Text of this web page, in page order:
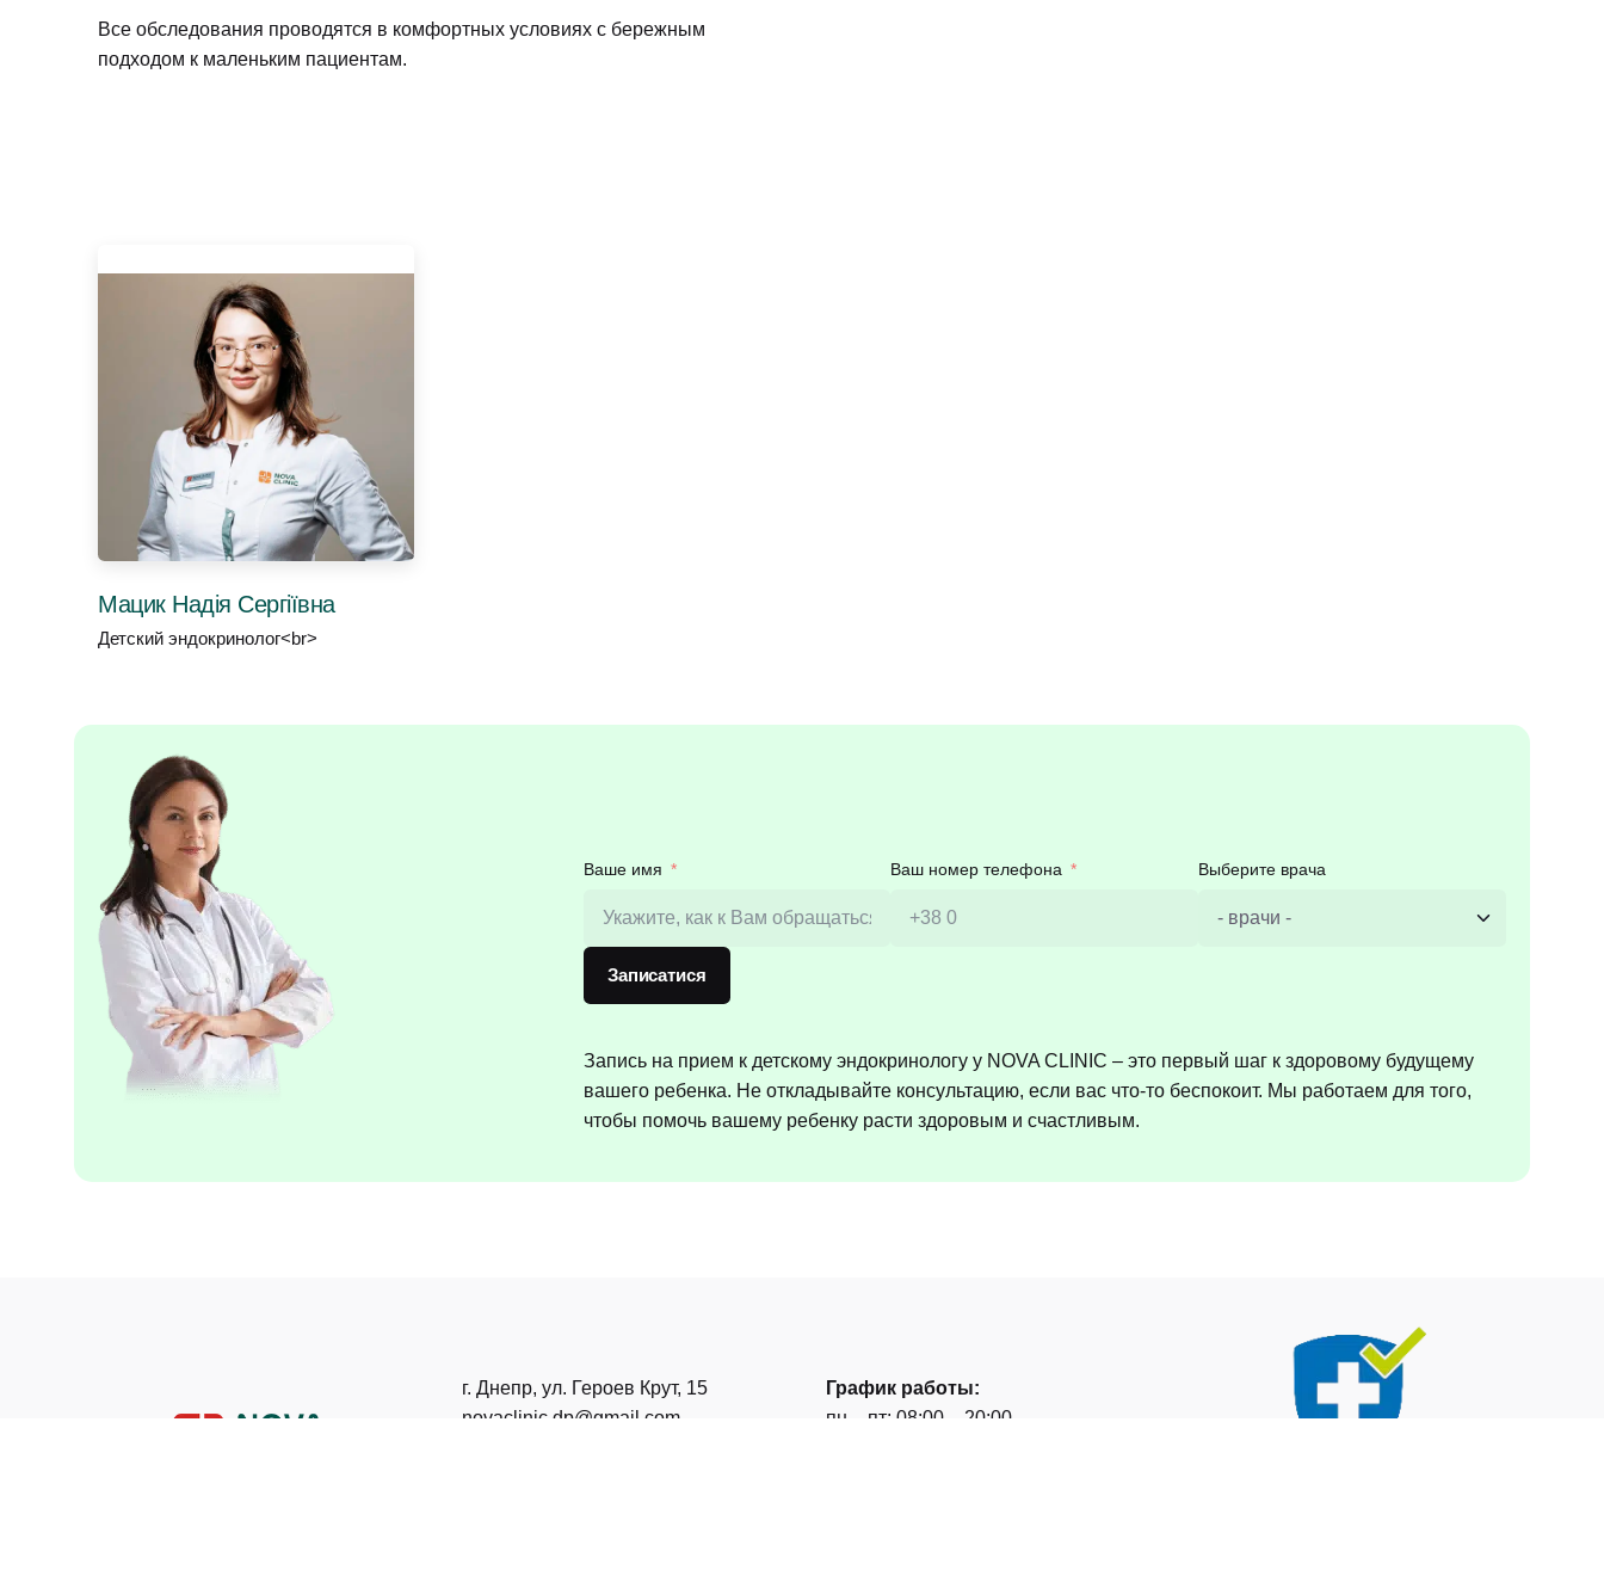
Все обследования проводятся в комфортных условиях с бережным
подходом к маленьким пациентам.
Мацик Надія Сергіївна
Детский эндокринолог<br>
Ваше имя Ваш номер телефона Выберите врача
Записатися
Запись на прием к детскому эндокринологу у NOVA CLINIC – это первый шаг к здоровому будущему
вашего ребенка. Не откладывайте консультацию, если вас что-то беспокоит. Мы работаем для того,
чтобы помочь вашему ребенку расти здоровым и счастливым.
г. Днепр, ул. Героев Крут, 15
novaclinic.dp@gmail.com
График работы:
пн – пт: 08:00 – 20:00